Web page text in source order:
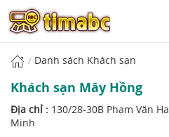
Danh sách Khách sạn
Khách sạn Mây Hồng
Địa chỉ : 130/28-30B Phạm Văn
Minh